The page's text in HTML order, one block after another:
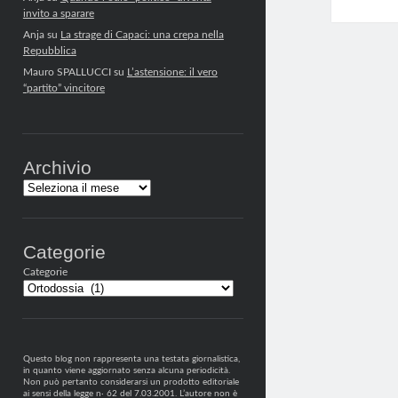
invito a sparare
Anjasu La strage di Capaci: una crepa nella
Repubblica
Mauro SPALLUCCIsu L’astensione: il vero
“partito” vincitore
Archivio
Archivi
Categorie
Categorie
Questo blog non rappresenta una testata giornalistica,
in quanto viene aggiornato senza alcuna periodicità.
Non può pertanto considerarsi un prodotto editoriale
ai sensi della legge n· 62 del 7.03.2001. L’autore non è